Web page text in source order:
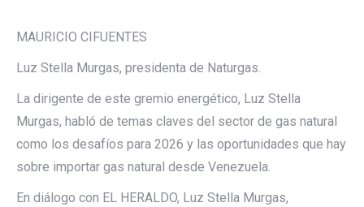
MAURICIO CIFUENTES
Luz Stella Murgas, presidenta de Naturgas.
La dirigente de este gremio energético, Luz Stella
Murgas, habló de temas claves del sector de gas natural
como los desafíos para 2026 y las oportunidades que hay
sobre importar gas natural desde Venezuela.
En diálogo con EL HERALDO, Luz Stella Murgas,